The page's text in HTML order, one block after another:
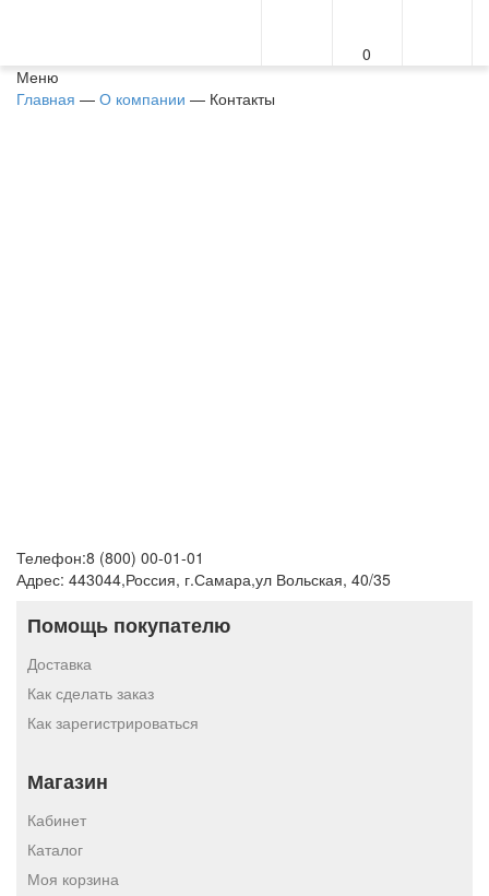
0
Меню
Главная — О компании — Контакты
Телефон:8 (800) 00-01-01
Адрес: 443044,Россия, г.Самара,ул Вольская, 40/35
Помощь покупателю
Доставка
Как сделать заказ
Как зарегистрироваться
Магазин
Кабинет
Каталог
Моя корзина